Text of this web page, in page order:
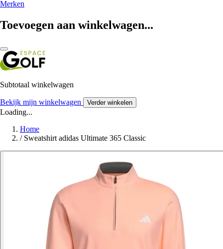
Merken
Toevoegen aan winkelwagen...
Subtotaal winkelwagen
Bekijk mijn winkelwagen Verder winkelen
Loading...
Home
/ Sweatshirt adidas Ultimate 365 Classic